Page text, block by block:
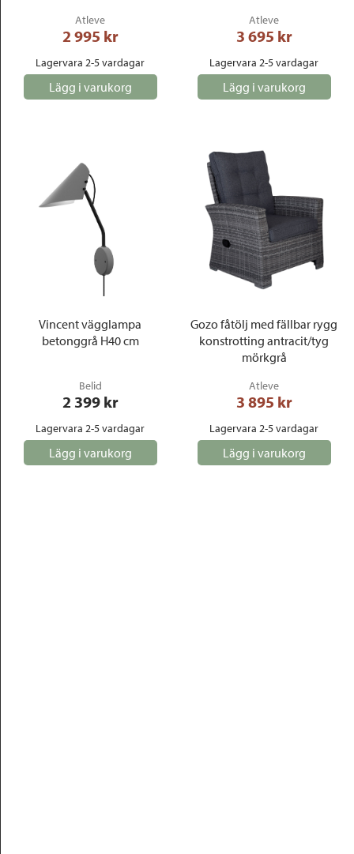
Atleve
2 995 kr
Lagervara 2-5 vardagar
Lägg i varukorg
Atleve
3 695 kr
Lagervara 2-5 vardagar
Lägg i varukorg
Vincent vägglampa
betonggrå H40 cm
Belid
2 399 kr
Lagervara 2-5 vardagar
Lägg i varukorg
Gozo fåtölj med fällbar rygg
konstrotting antracit/tyg
mörkgrå
Atleve
3 895 kr
Lagervara 2-5 vardagar
Lägg i varukorg